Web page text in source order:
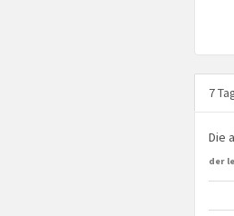
7
Die
der